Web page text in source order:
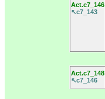
Act.c7_146
↖c7_143
Act.c7_148
↖c7_146